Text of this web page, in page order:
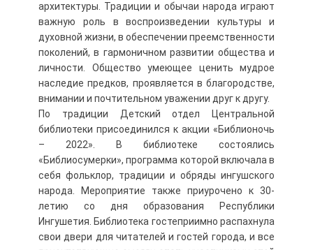
архитектуры. Традиции и обычаи народа играют
важную роль в воспроизведении культуры и
духовной жизни, в обеспечении преемственности
поколений, в гармоничном развитии общества и
личности. Общество умеющее ценить мудрое
наследие предков, проявляется в благородстве,
внимании и почтительном уважении друг к другу.
По традиции Детский отдел Центральной
библиотеки присоединился к акции «Библионочь
– 2022». В библиотеке состоялись
«Библиосумерки», программа которой включала в
себя фольклор, традиции и обряды ингушского
народа. Мероприятие также приурочено к 30-
летию со дня образования Республики
Ингушетия. Библиотека гостеприимно распахнула
свои двери для читателей и гостей города, и все